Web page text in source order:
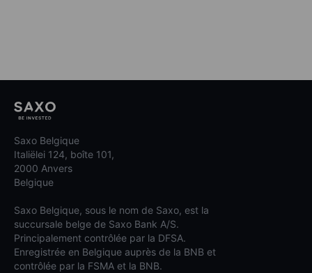
Saxo Belgique
Italiëlei 124, boîte 101,
2000 Anvers
Belgique
Saxo Belgique, sous le nom de Saxo, est la
succursale belge de Saxo Bank A/S.
Principalement contrôlée par la DFSA.
Enregistrée en Belgique auprès de la BNB et
contrôlée par la FSMA et la BNB.